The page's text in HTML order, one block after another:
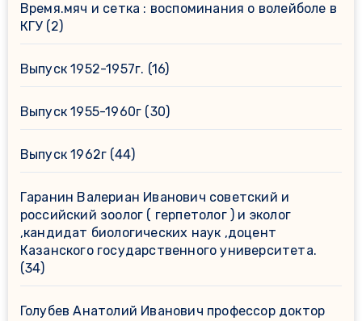
Время.мяч и сетка : воспоминания о волейболе в
КГУ(2)
Выпуск 1952-1957г. (16)
Выпуск 1955-1960г (30)
Выпуск 1962г (44)
Гаранин Валериан Иванович советский и
российский зоолог ( герпетолог ) и эколог
,кандидат биологических наук ,доцент
Казанского государственного университета.
(34)
Голубев Анатолий Иванович профессор доктор